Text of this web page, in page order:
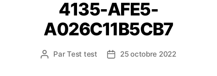
4135-AFE5-
A026C11B5CB7
ParTest test 25 octobre 2022